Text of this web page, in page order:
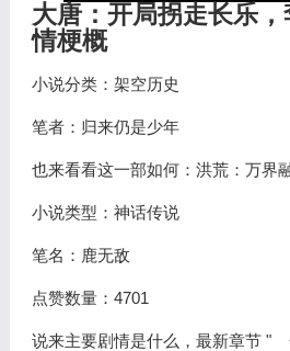
大唐：开局拐走长乐，
情梗概
小说分类：架空历史
笔者：归来仍是少年
也来看看这一部如何：洪荒：万界
小说类型：神话传说
笔名：鹿无敌
点赞数量：4701
说来主要剧情是什么，最新章节 "